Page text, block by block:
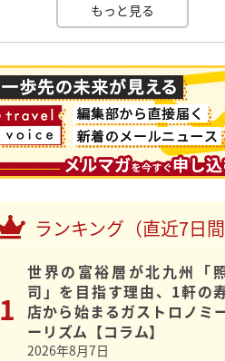
もっと見る
ランキング（直近7日間
世界の富裕層が北九州「
司」を目指す理由、1軒の
店から始まるガストロノミ
ーリズム【コラム】
2026年8月7日